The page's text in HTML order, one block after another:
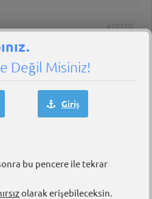
#15110
melisnt
istediğim bir kaç soru var. Ben
ya da deniz ulaştırma ve
mezun olduktan sonra beni neler
Değil Misiniz!
Giriş
bu pencere ile tekrar
olarak erişebileceksin.